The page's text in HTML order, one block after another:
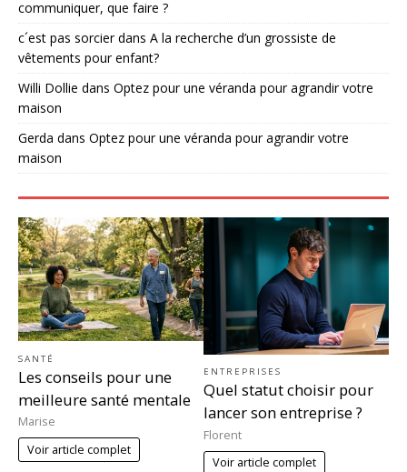
communiquer, que faire ?
c´est pas sorcierdans A la recherche d’un grossiste de
vêtements pour enfant?
Willi Dollie dans Optez pour une véranda pour agrandir votre
maison
Gerda dans Optez pour une véranda pour agrandir votre
maison
SANTÉ
Les conseils pour une
meilleure santé mentale
Marise
Voir article complet
ENTREPRISES
Quel statut choisir pour
lancer son entreprise ?
Florent
Voir article complet